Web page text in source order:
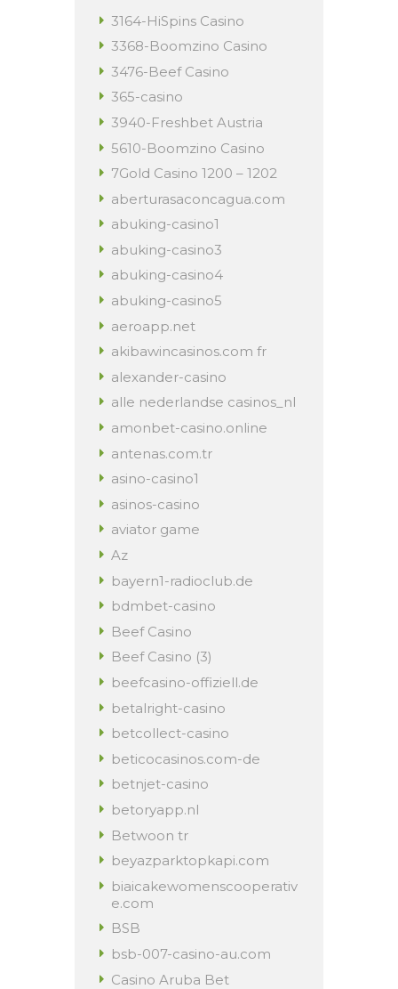
3164-HiSpins Casino
3368-Boomzino Casino
3476-Beef Casino
365-casino
3940-Freshbet Austria
5610-Boomzino Casino
7Gold Casino 1200 – 1202
aberturasaconcagua.com
abuking-casino1
abuking-casino3
abuking-casino4
abuking-casino5
aeroapp.net
akibawincasinos.com fr
alexander-casino
alle nederlandse casinos_nl
amonbet-casino.online
antenas.com.tr
asino-casino1
asinos-casino
aviator game
Az
bayern1-radioclub.de
bdmbet-casino
Beef Casino
Beef Casino (3)
beefcasino-offiziell.de
betalright-casino
betcollect-casino
beticocasinos.com-de
betnjet-casino
betoryapp.nl
Betwoon tr
beyazparktopkapi.com
biaicakewomenscooperativ
e.com
BSB
bsb-007-casino-au.com
Casino Aruba Bet